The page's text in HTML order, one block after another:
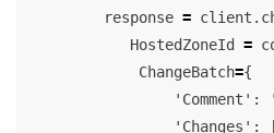
response = client .
HostedZoneId =
ChangeBatch={
'Comment' :
'Changes' :